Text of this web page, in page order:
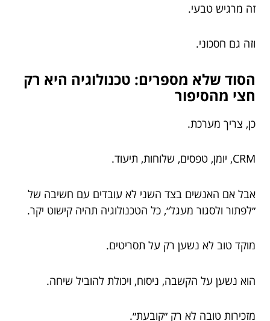
זה מרגיש טבעי.
וזה גם חסכוני.
הסוד שלא מספרים: טכנולוגיה היא רק
חצי מהסיפור
כן, צריך מערכת.
CRM, יומן, טפסים, שלוחות, תיעוד.
אבל אם האנשים בצד השני לא עובדים עם חשיבה של
״לפתור ולסגור מעגל״, כל הטכנולוגיה תהיה קישוט יקר.
מוקד טוב לא נשען רק על תסריטים.
הוא נשען על הקשבה, ניסוח, ויכולת להוביל שיחה.
מזכירות טובה לא רק ״קובעת״.